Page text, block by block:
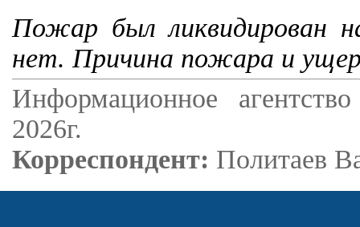
Пожар был ликвидирован
нет. Причина пожара и
Информационное
2026г.
Корреспондент: Политаев